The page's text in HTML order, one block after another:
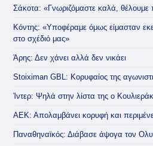
Σάκοτα: «Γνωριζόμαστε καλά, θέλουμε
Κόντης: «Υποφέραμε όμως είμασταν
στο σχέδιό μας»
Άρης: Δεν χάνει αλλά δεν νικάει
Stoiximan GBL: Κορυφαίος της
Ίντερ: Ψηλά στην λίστα της ο
ΑΕΚ: Απολαμβάνει κορυφή και
Παναθηναϊκός: Διάβασε άψογα τον